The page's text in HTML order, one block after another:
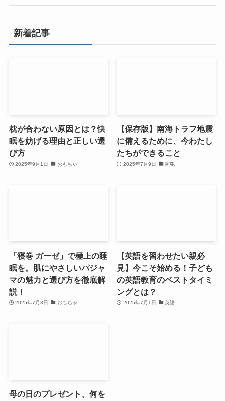
新着記事
枕が合わない原因とは？快
眠を妨げる理由と正しい選
び方
2025年9月1日 おもちゃ
【保存版】南海トラフ地震
に備えるために、今わたし
たちができること
2025年7月9日 防犯
「寝巻 ガーゼ」で極上の睡
眠を。肌にやさしいパジャ
マの魅力と選び方を徹底解
説！
2025年7月3日 おもちゃ
【英語を習わせたい親必
見】今こそ始める！子ども
の英語教育のベストタイミ
ングとは？
2025年7月1日 英語
母の日のプレゼント、何を